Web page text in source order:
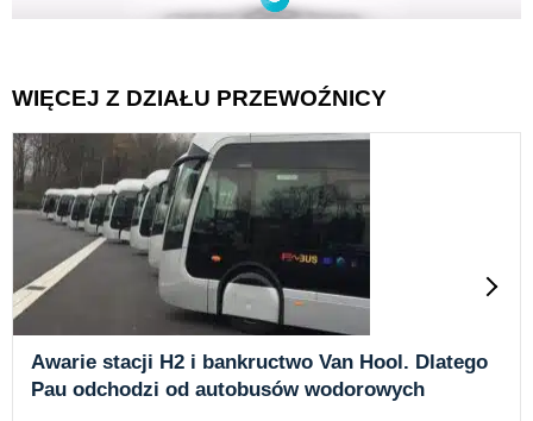
WIĘCEJ Z DZIAŁU PRZEWOŹNICY
Awarie stacji H2 i bankructwo Van Hool. Dlatego
Pau odchodzi od autobusów wodorowych